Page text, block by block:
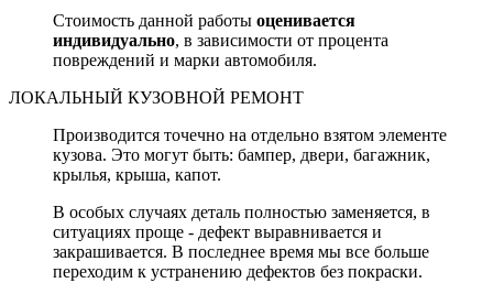
Стоимость данной работы оценивается
индивидуально, в зависимости от процента
повреждений и марки автомобиля.
ЛОКАЛЬНЫЙ КУЗОВНОЙ РЕМОНТ
Производится точечно на отдельно взятом элементе
кузова. Это могут быть: бампер, двери, багажник,
крылья, крыша, капот.
В особых случаях деталь полностью заменяется, в
ситуациях проще - дефект выравнивается и
закрашивается. В последнее время мы все больше
переходим к устранению дефектов без покраски.